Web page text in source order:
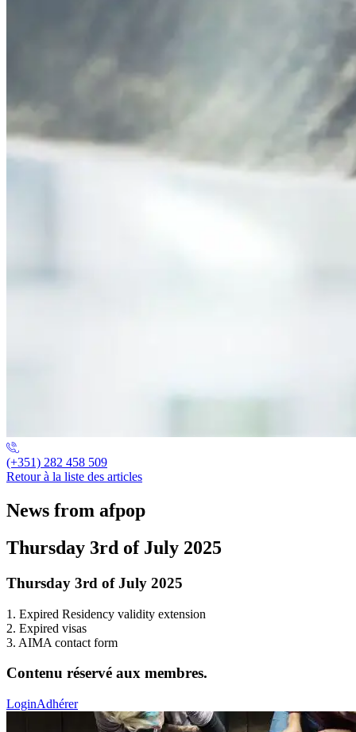
(+351) 282 458 509
Retour à la liste des articles
News from afpop
Thursday 3rd of July 2025
Thursday 3rd of July 2025
1. Expired Residency validity extension
2. Expired visas
3. AIMA contact form
Contenu réservé aux membres.
LoginAdhérer